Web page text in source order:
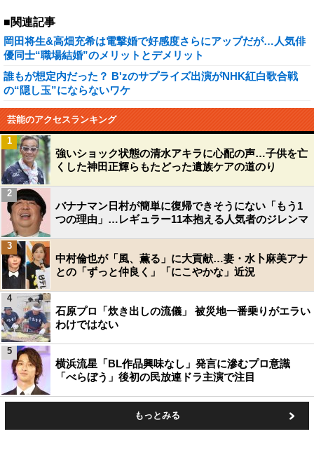
■関連記事
岡田将生&高畑充希は電撃婚で好感度さらにアップだが…人気俳
優同士“職場結婚”のメリットとデメリット
誰もが想定内だった？ B'zのサプライズ出演がNHK紅白歌合戦
の“隠し玉”にならないワケ
芸能のアクセスランキング
強いショック状態の清水アキラに心配の声…子供を亡
くした神田正輝らもたどった遺族ケアの道のり
1
バナナマン日村が簡単に復帰できそうにない「もう1
つの理由」…レギュラー11本抱える人気者のジレンマ
2
中村倫也が「風、薫る」に大貢献…妻・水卜麻美アナ
との「ずっと仲良く」「にこやかな」近況
3
石原プロ「炊き出しの流儀」 被災地一番乗りがエラい
わけではない
4
横浜流星「BL作品興味なし」発言に滲むプロ意識
「べらぼう」後初の民放連ドラ主演で注目
5
もっとみる